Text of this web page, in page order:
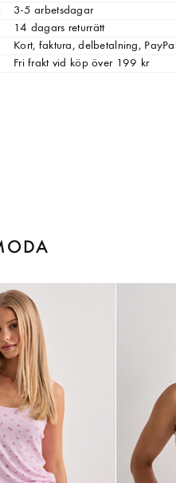
3-5 arbetsdagar
14 dagars returrätt
Kort, faktura, delbetalning, PayPal
Fri frakt vid köp över 199 kr